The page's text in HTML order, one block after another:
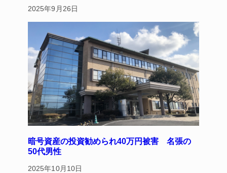
2025年9月26日
暗号資産の投資勧められ40万円被害 名張の
50代男性
2025年10月10日